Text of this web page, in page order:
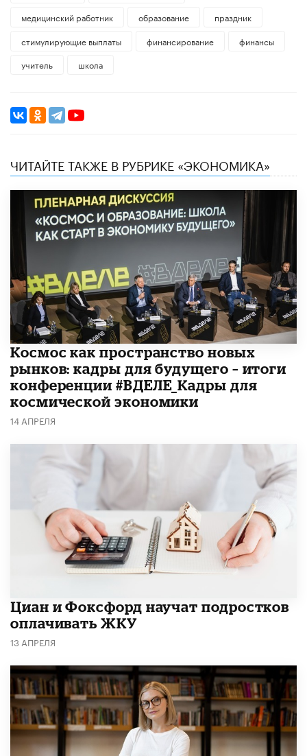
медицинский работник
образование
праздник
стимулирующие выплаты
финансирование
финансы
учитель
школа
ЧИТАЙТЕ ТАКЖЕ В РУБРИКЕ «ЭКОНОМИКА»
Космос как пространство новых
рынков: кадры для будущего – итоги
конференции #ВДЕЛЕ_Кадры для
космической экономики
14 АПРЕЛЯ
Циан и Фоксфорд научат подростков
оплачивать ЖКУ
13 АПРЕЛЯ